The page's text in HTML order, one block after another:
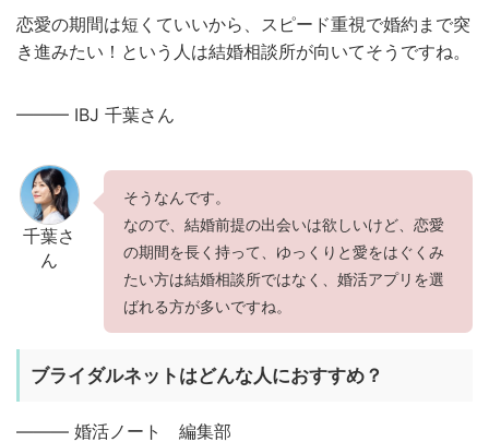
恋愛の期間は短くていいから、スピード重視で婚約まで突
き進みたい！という人は結婚相談所が向いてそうですね。
——— IBJ 千葉さん
千葉さ
ん
そうなんです。
なので、結婚前提の出会いは欲しいけど、恋愛
の期間を長く持って、ゆっくりと愛をはぐくみ
たい方は結婚相談所ではなく、婚活アプリを選
ばれる方が多いですね。
ブライダルネットはどんな人におすすめ？
——— 婚活ノート 編集部